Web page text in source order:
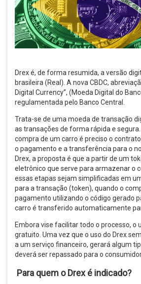
Drex é, de forma resumida, a versão
brasileira (Real). A nova CBDC,
Digital Currency”, (Moeda Digital do
regulamentada pelo Banco Central.
Trata-se de uma moeda de transação
as transações de forma rápida e
compra de um carro é preciso o
o pagamento e a transferência para o
Drex, a proposta é que a partir de um
eletrônico que serve para armazenar o
essas etapas sejam simplificadas em
para a transação (token), quando o
pagamento utilizando o código gerado
carro é transferido automaticamente
Embora vise facilitar todo o processo, o
gratuito. Uma vez que o uso do Drex
a um serviço financeiro, gerará algum
deverá ser repassado para o
Para quem o Drex é indicado?